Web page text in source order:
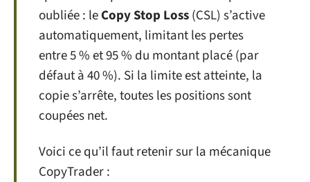
oubliée : leCopy Stop Loss(CSL) s’active
automatiquement, limitant les pertes
entre 5 % et 95 % du montant placé (par
défaut à 40 %). Si la limite est atteinte, la
copie s’arrête, toutes les positions sont
coupées net.
Voici ce qu’il faut retenir sur la mécanique
CopyTrader :